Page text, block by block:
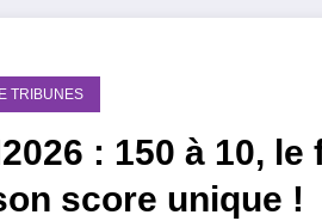
TRIBUNES
: 150 à 10, le
score unique !